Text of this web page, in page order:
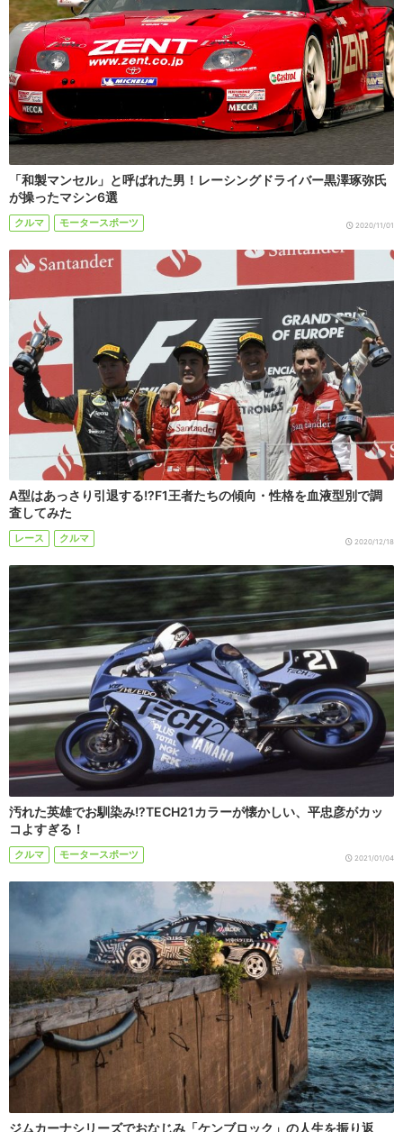
「和製マンセル」と呼ばれた男！レーシングドライバー黒澤琢弥氏
が操ったマシン6選
クルマ モータースポーツ 2020/11/01
A型はあっさり引退する!?F1王者たちの傾向・性格を血液型別で調
査してみた
レース クルマ 2020/12/18
汚れた英雄でお馴染み!?TECH21カラーが懐かしい、平忠彦がカッ
コよすぎる！
クルマ モータースポーツ 2021/01/04
ジムカーナシリーズでおなじみ「ケンブロック」の人生を振り返